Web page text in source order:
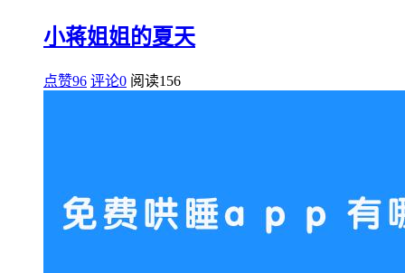
小蒋姐姐的夏天
点赞96 评论0 阅读156